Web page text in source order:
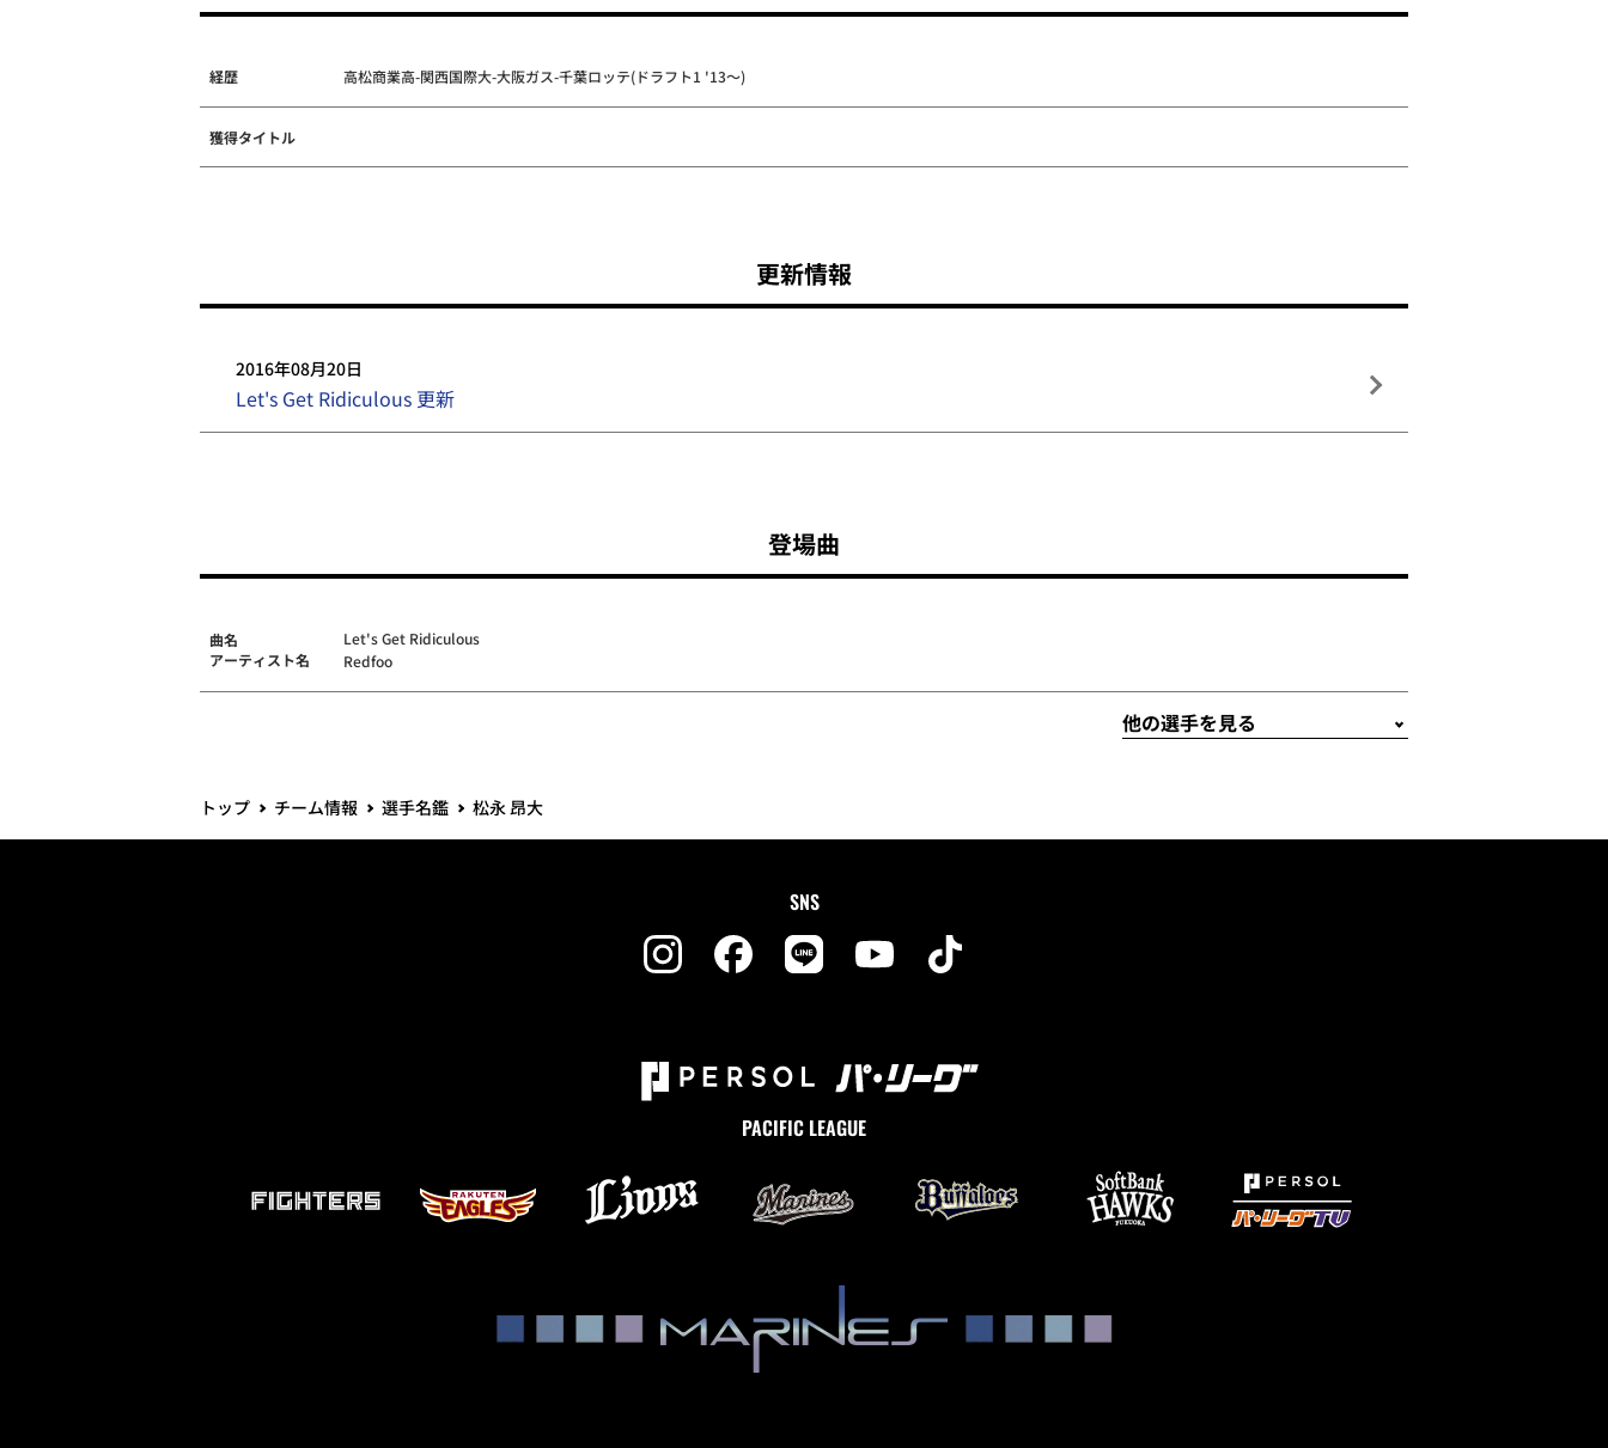
経歴 高松商業高-関西国際大-大阪ガス-千葉ロッテ(ドラフト1 '13～)
獲得タイトル
更新情報
2016年08月20日
Let's Get Ridiculous 更新
登場曲
曲名
アーティスト名
Let's Get Ridiculous
Redfoo
トップ チーム情報 選手名鑑 松永 昂大
SNS
PACIFIC LEAGUE